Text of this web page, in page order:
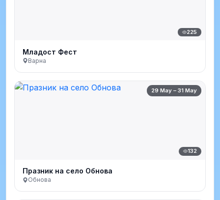
225
Младост Фест
Варна
29 May – 31 May
132
Празник на село Обнова
Обнова